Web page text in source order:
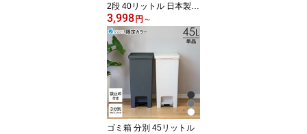
2段 40リットル 日本製
おしゃれ キッチン 収納
ボックス ふた付き 省ス
ペース 2分別 大容量 ワゴ
ン ダストボックス リビ
ング ごみ箱 ペダル式 ペ
ダル タオルラック フラ
ップ式 前開き 薄型 ワイ
ド アスベル ASVEL
3,998円 ～
ゴミ箱 分別 45リットル